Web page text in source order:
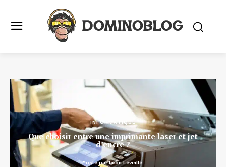
INFORMATIQUE
Que choisir entre une imprimante laser et jet
d’encre ?
Posté par Léon Léveillé